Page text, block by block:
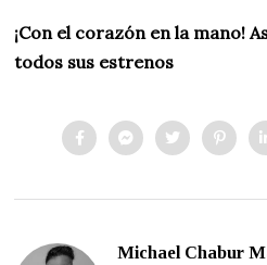
¡Con el corazón en la mano!
todos sus estrenos
Michael Chabur